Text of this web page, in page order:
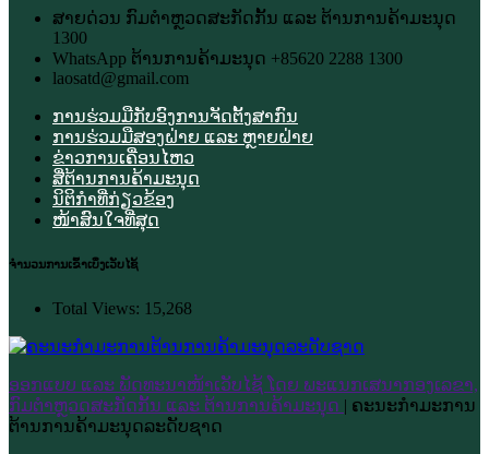
ສາຍດ່ວນ ກົມຕຳຫຼວດສະກັດກັ້ນ ແລະ ຕ້ານການຄ້າມະນຸດ
1300
WhatsApp ຕ້ານການຄ້າມະນຸດ +85620 2288 1300
laosatd@gmail.com
ການຮ່ວມມືກັບອົງການຈັດຕັ້ງສາກົນ
ການຮ່ວມມືສອງຝ່າຍ ແລະ ຫຼາຍຝ່າຍ
ຂ່າວການເຄື່ອນໄຫວ
ສື່ຕ້ານການຄ້າມະນຸດ
ນິຕິກຳທີ່ກ່ຽວຂ້ອງ
ໜ້າສົນໃຈທີ່ສຸດ
ຈຳນວນການເຂົ້າເບິ່ງເວັບໄຊ້
Total Views: 15,268
ອອກແບບ ແລະ ພັດທະນາໜ້າເວັບໄຊ້ ໂດຍ ພະແນກເສນາກອງເລຂາ,
ກົມຕຳຫຼວດສະກັດກັ້ນ ແລະ ຕ້ານການຄ້າມະນຸດ | ຄະນະກຳມະການ
ຕ້ານການຄ້າມະນຸດລະດັບຊາດ